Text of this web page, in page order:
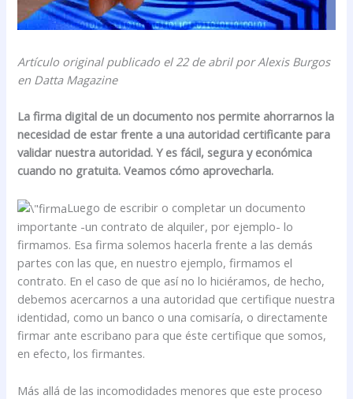
Artículo original publicado el 22 de abril por Alexis Burgos
en Datta Magazine
La firma digital de un documento nos permite ahorrarnos la
necesidad de estar frente a una autoridad certificante para
validar nuestra autoridad. Y es fácil, segura y económica
cuando no gratuita. Veamos cómo aprovecharla.
Luego de escribir o completar un documento
importante -un contrato de alquiler, por ejemplo- lo
firmamos. Esa firma solemos hacerla frente a las demás
partes con las que, en nuestro ejemplo, firmamos el
contrato. En el caso de que así no lo hiciéramos, de hecho,
debemos acercarnos a una autoridad que certifique nuestra
identidad, como un banco o una comisaría, o directamente
firmar ante escribano para que éste certifique que somos,
en efecto, los firmantes.
Más allá de las incomodidades menores que este proceso